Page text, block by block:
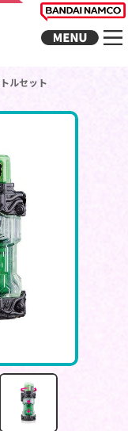
ルセット